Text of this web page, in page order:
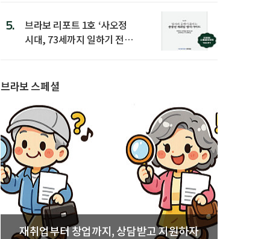
5.
브라보 리포트 1호 ‘사오정
시대, 73세까지 일하기 전략’
브라보 스페셜
재취업부터 창업까지, 상담받고 지원하자